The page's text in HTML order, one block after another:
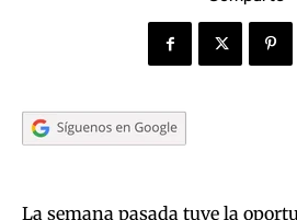
La semana pasada tuve la